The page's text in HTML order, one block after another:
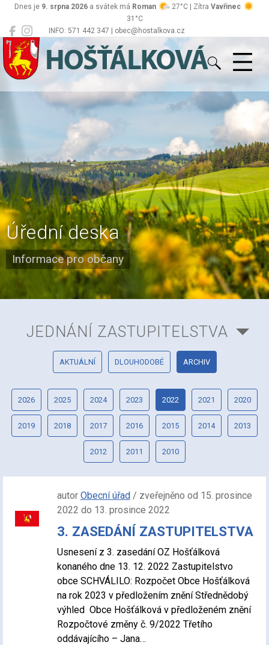
INFO: 571 442 347 | obec@hostalkova.cz
Dnes je 9. srpna 2026 a svátek má Roman 27°C | Zítra Vavřinec
31°C
Hošťálková
Úřední deska
Informace pro občany
JEDNÁNÍ ZASTUPITELSTVA
AKTUÁLNÍ DLOUHODOBÉ ARCHIV
2026 2025 2024 2023 2022 2021 2020
2019 2018 2017 2016 2015 2014 2013
2012 2011 2010
autor Obecní úřad/ zveřejněno od 15. prosince
2022 do 13. prosince 2022
3. ZASEDÁNÍ ZASTUPITELSTVA
Usnesení z 3. zasedání OZ Hošťálková
konaného dne 13. 12. 2022 Zastupitelstvo
obce SCHVÁLILO: Rozpočet Obce Hošťálková
na rok 2023 v předložením znění Střednědobý
výhled Obce Hošťálková v předloženém znění
Rozpočtové změny č. 9/2022 Třetího
oddávajícího – Jana…